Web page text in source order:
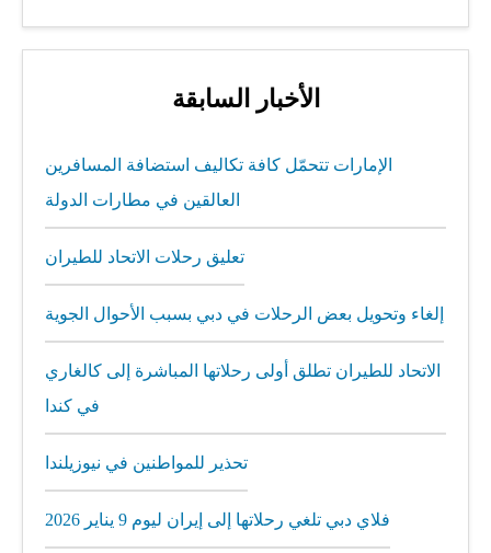
الأخبار السابقة
الإمارات تتحمّل كافة تكاليف استضافة المسافرين
العالقين في مطارات الدولة
تعليق رحلات الاتحاد للطيران
إلغاء وتحويل بعض الرحلات في دبي بسبب الأحوال الجوية
الاتحاد للطيران تطلق أولى رحلاتها المباشرة إلى كالغاري
في كندا
تحذير للمواطنين في نيوزيلندا
فلاي دبي تلغي رحلاتها إلى إيران ليوم 9 يناير 2026